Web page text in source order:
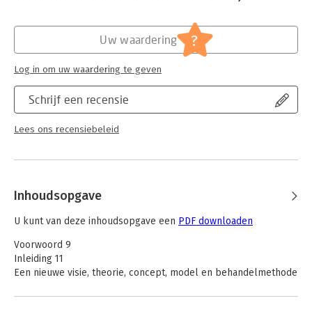
terreinen ontwikkeld en de methode ‘Reset je jeugd’ is in de
afgelopen 25 jaar ontstaan.
Schrijf een recensie
Lees ons recensiebeleid
Uw waardering ?
Log in om uw waardering te geven
Inhoudsopgave
U kunt van deze inhoudsopgave een PDF downloaden
Voorwoord 9
Inleiding 11
Een nieuwe visie, theorie, concept, model en behandelmethode
Hoofdstuk 1.